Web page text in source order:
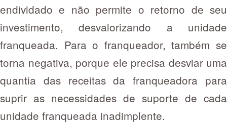
endividado e não permite o retorno de seu
investimento, desvalorizando a unidade
franqueada. Para o franqueador, também se
torna negativa, porque ele precisa desviar uma
quantia das receitas da franqueadora para
suprir as necessidades de suporte de cada
unidade franqueada inadimplente.